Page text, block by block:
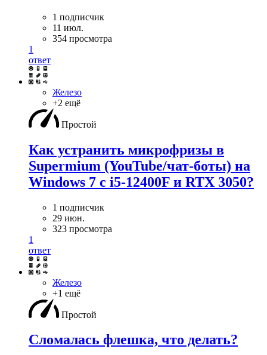
1 подписчик
11 июл.
354 просмотра
1
ответ
Железо
+2 ещё
Простой
Как устранить микрофризы в
Supermium (YouTube/чат-боты) на
Windows 7 с i5-12400F и RTX 3050?
1 подписчик
29 июн.
323 просмотра
1
ответ
Железо
+1 ещё
Простой
Сломалась флешка, что делать?